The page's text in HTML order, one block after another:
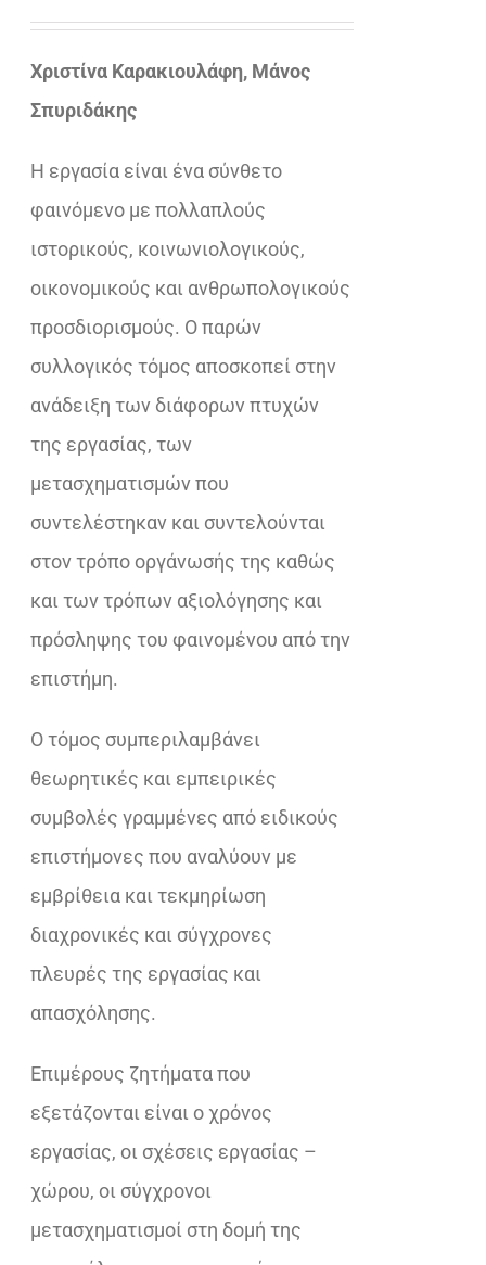
price
was:
τρέχουσα
τιμή
Χριστίνα Καρακιουλάφη, Μάνος
Σπυριδάκης
Η εργασία είναι ένα σύνθετο
φαινόμενο με πολλαπλούς
ιστορικούς, κοινωνιολογικούς,
οικονομικούς και ανθρωπολογικούς
προσδιορισμούς. Ο παρών
συλλογικός τόμος αποσκοπεί στην
ανάδειξη των διάφορων πτυχών
της εργασίας, των
µετασχηµατισµών που
συντελέστηκαν και συντελούνται
στον τρόπο οργάνωσής της καθώς
και των τρόπων αξιολόγησης και
πρόσληψης του φαινομένου από την
επιστήμη.
Ο τόμος συμπεριλαμβάνει
θεωρητικές και εμπειρικές
συμβολές γραμμένες από ειδικούς
επιστήμονες που αναλύουν με
εμβρίθεια και τεκμηρίωση
διαχρονικές και σύγχρονες
πλευρές της εργασίας και
απασχόλησης.
Επιμέρους ζητήματα που
εξετάζονται είναι ο χρόνος
εργασίας, οι σχέσεις εργασίας –
χώρου, οι σύγχρονοι
µετασχηµατισµοί στη δομή της